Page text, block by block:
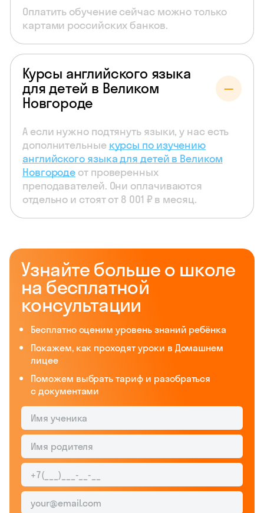
Оплатить обучение сейчас можно только
картами российских банков.
Курсы английского языка
для детей в Великом
Новгороде
А если нужно подтянуть языки, у нас есть
дополнительные курсы по изучению
английского языка для детей в Великом
Новгороде от проверенных
преподавателей. Они оплачиваются
отдельно и стоят от 8 001 ₽ в месяц.
Узнайте больше о школе
на бесплатной
консультации
Бесплатно оценим уровень знаний ребёнка
Покажем, как проходят уроки в Домашнем
лицее
Поможем выбрать тариф и разобраться
с документами